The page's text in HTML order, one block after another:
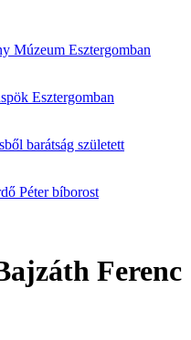
Múzeum Esztergomban
Esztergomban
barátság született
Péter bíborost
Ferenc